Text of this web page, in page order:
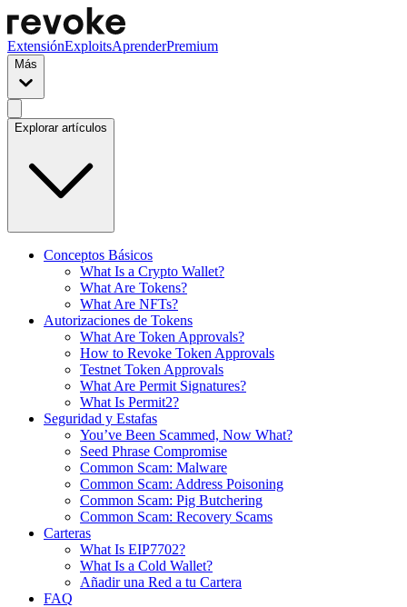
ExtensiónExploitsAprenderPremium
Más
Explorar artículos
Conceptos Básicos
What Is a Crypto Wallet?
What Are Tokens?
What Are NFTs?
Autorizaciones de Tokens
What Are Token Approvals?
How to Revoke Token Approvals
Testnet Token Approvals
What Are Permit Signatures?
What Is Permit2?
Seguridad y Estafas
You’ve Been Scammed, Now What?
Seed Phrase Compromise
Common Scam: Malware
Common Scam: Address Poisoning
Common Scam: Pig Butchering
Common Scam: Recovery Scams
Carteras
What Is EIP7702?
What Is a Cold Wallet?
Añadir una Red a tu Cartera
FAQ